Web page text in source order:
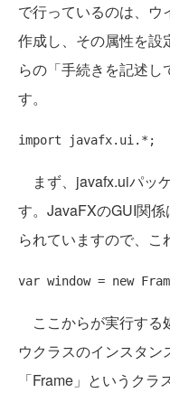
で行っているのは、ウ
作成し、その属性を設
らの「手続きを記述
す。
import
まず、javafx.uiパッ
す。JavaFXのGUI関
られていますので、こ
var window = new
ここからが実行する
ウクラスのインスタ
「Frame」というク